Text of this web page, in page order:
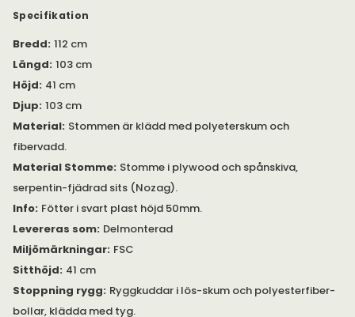
skogsbruk i Europa.
De olika soffdelarna hålls ihop av s.k.
krokodilbeslag/alligatorbeslag får att hindra dem från att
åka isär. De går det lätt att koppla ihop och lätt att koppla
isär soffdelarna vid behov.
Duncan finns även lagerfård (snabbare leverans) i ett urval av
Robin Ljusgrå under egen produkt här>>
Specifikation
Bredd: 112 cm
Längd: 103 cm
Höjd: 41 cm
Djup: 103 cm
Material: Stommen är klädd med polyeterskum och
fibervadd.
Material Stomme: Stomme i plywood och spånskiva,
serpentin-fjädrad sits (Nozag).
Info: Fötter i svart plast höjd 50mm.
Levereras som: Delmonterad
Miljömärkningar: FSC
Sitthöjd: 41 cm
Stoppning rygg: Ryggkuddar i lös-skum och polyesterfiber-
bollar, klädda med tyg.